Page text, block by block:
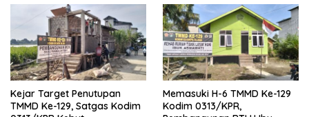
Kejar Target Penutupan
TMMD Ke-129, Satgas Kodim
Memasuki H-6 TMMD Ke-129
Kodim 0313/KPR,